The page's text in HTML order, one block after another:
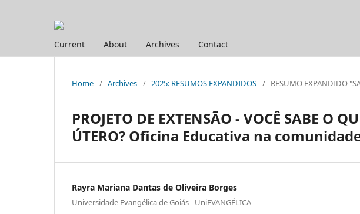
Current About Archives Contact
Home / Archives / 2025: RESUMOS EXPANDIDOS / RESUMO EXPANDIDO
PROJETO DE EXTENSÃO - VOCÊ SABE O
ÚTERO? Oficina Educativa na
Rayra Mariana Dantas de Oliveira Borges
Universidade Evangélica de Goiás - UniEVANGÉLICA